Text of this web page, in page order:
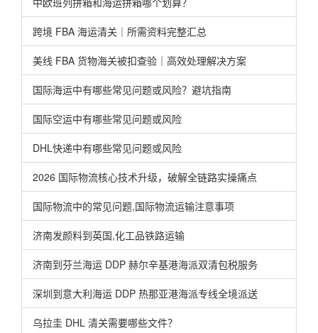
跨境 FBA 海运清关｜所需资料完整汇总
美线 FBA 货物海关被扣查验｜高效处理解决方案
国际海运中有哪些常见问题或风险？避坑指南
国际空运中有哪些常见问题或风险
DHL快递中有哪些常见问题或风险
2026 国际物流核心技术升级，破解全链路实操痛点
国际物流中的常见问题,国际物流运输注意事项
济南发颜料到英国,化工品铁路运输
济南到芬兰海运 DDP 赫尔辛基港海派双清包税服务
深圳到意大利海运 DDP 热那亚港海派专线全境派送
乌拉圭 DHL 清关需要哪些文件？